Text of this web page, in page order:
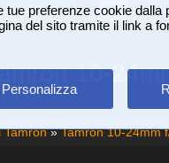
preferenze cookie dalla
del sito tramite il link a
Personalizza
A A
10-
Tamron»Tamron 10-24mm